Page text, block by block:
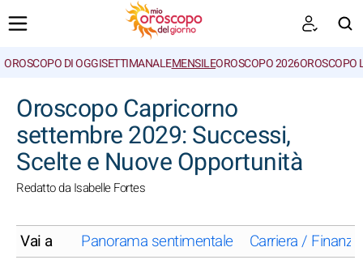
OROSCOPO DI OGGISETTIMANALEMENSILEOROSCOPO 2026OROSCOPO
Oroscopo Capricorno
settembre 2029: Successi,
Scelte e Nuove Opportunità
Redatto da Isabelle Fortes
Vai a Panorama sentimentale Carriera / Finanze